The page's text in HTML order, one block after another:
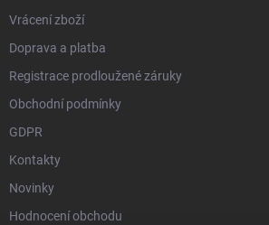
Vrácení zboží
Doprava a platba
Registrace prodloužené záruky
Obchodní podmínky
GDPR
Kontakty
Novinky
Hodnocení obchodu